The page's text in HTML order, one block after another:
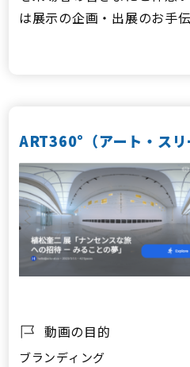
は展示の企画‧出展のお手伝
ART360°（アート・スリ
動画の目的
ブランディング